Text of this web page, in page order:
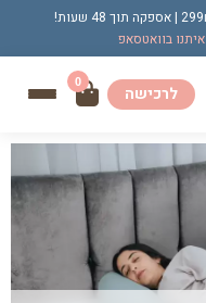
בוואטסאפ
לרכישה
0